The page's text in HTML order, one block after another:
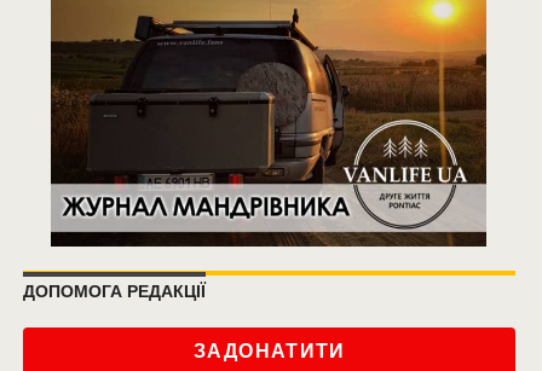
ДОПОМОГА РЕДАКЦІЇ
ЗАДОНАТИТИ